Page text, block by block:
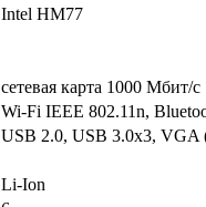
Intel HM77
сетевая карта 1000 Мбит/c
Wi-Fi IEEE 802.11n,
USB 2.0, USB 3.0x3,
Li-Ion